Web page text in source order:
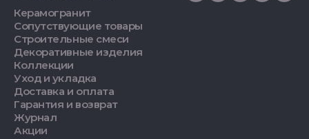
Керамогранит
Сопутствующие товары
Строительные смеси
Декоративные изделия
Коллекции
Уход и укладка
Доставка и оплата
Гарантия и возврат
Журнал
Акции